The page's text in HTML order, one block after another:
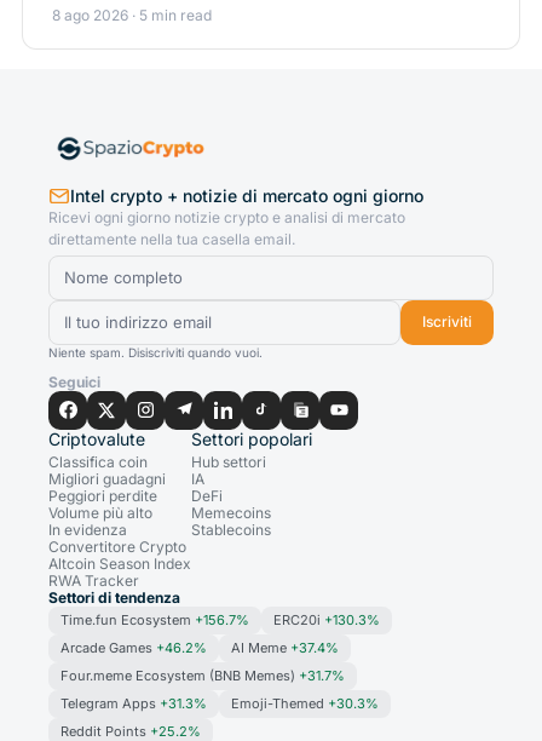
8 ago 2026 · 5 min read
Intel crypto + notizie di mercato ogni giorno
Ricevi ogni giorno notizie crypto e analisi di mercato
direttamente nella tua casella email.
Iscriviti
Niente spam. Disiscriviti quando vuoi.
Seguici
Criptovalute
Classifica coin
Migliori guadagni
Peggiori perdite
Volume più alto
In evidenza
Convertitore Crypto
Altcoin Season Index
RWA Tracker
Settori popolari
Hub settori
IA
DeFi
Memecoins
Stablecoins
Settori di tendenza
Time.fun Ecosystem +156.7% ERC20i +130.3%
Arcade Games +46.2% AI Meme +37.4%
Four.meme Ecosystem (BNB Memes) +31.7%
Telegram Apps +31.3% Emoji-Themed +30.3%
Reddit Points +25.2%